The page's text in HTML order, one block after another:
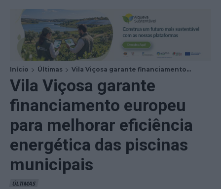
Início Últimas Vila Viçosa garante financiamento...
Vila Viçosa garante
financiamento europeu
para melhorar eficiência
energética das piscinas
municipais
ÚLTIMAS